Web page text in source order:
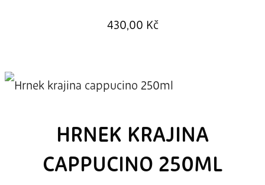
430,00 Kč
HRNEK KRAJINA
CAPPUCINO 250ML